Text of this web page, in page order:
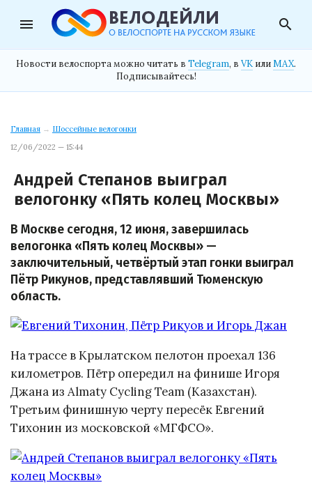
menu search
Новости велоспорта можно читать в Telegram, в VK илиMAX.
Подписывайтесь!
Главная → Шоссейные велогонки
12/06/2022 — 15:44
Андрей Степанов выиграл
велогонку «Пять колец Москвы»
В Москве сегодня, 12 июня, завершилась
велогонка «Пять колец Москвы» —
заключительный, четвёртый этап гонки выиграл
Пётр Рикунов, представлявший Тюменскую
область.
На трассе в Крылатском пелотон проехал 136
километров. Пётр опередил на финише Игоря
Джана из Almaty Cycling Team (Казахстан).
Третьим финишную черту пересёк Евгений
Тихонин из московской «МГФСО».